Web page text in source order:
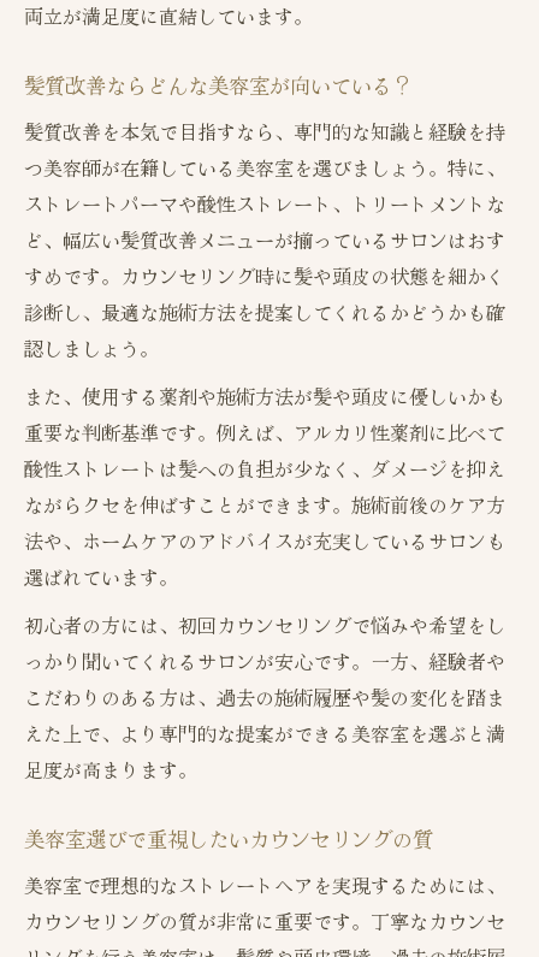
ダメージを最小限に抑えるコツ
自分らしさを引き出す美容室活用法まとめ
美容室で叶える自分らしさの見つけ方まと
め
髪質改善を通じたスタイルの提案術
ストレート施術で変わる毎日のヘアケア
美容室の活用で日常に自信をプラス
自分の魅力を引き出す相談ポイント
両立が満足度に直結しています。
髪質改善ならどんな美容室が向いている？
髪質改善を本気で目指すなら、専門的な知識と経験を持
つ美容師が在籍している美容室を選びましょう。特に、
ストレートパーマや酸性ストレート、トリートメントな
ど、幅広い髪質改善メニューが揃っているサロンはおす
すめです。カウンセリング時に髪や頭皮の状態を細かく
診断し、最適な施術方法を提案してくれるかどうかも確
認しましょう。
また、使用する薬剤や施術方法が髪や頭皮に優しいかも
重要な判断基準です。例えば、アルカリ性薬剤に比べて
酸性ストレートは髪への負担が少なく、ダメージを抑え
ながらクセを伸ばすことができます。施術前後のケア方
法や、ホームケアのアドバイスが充実しているサロンも
選ばれています。
初心者の方には、初回カウンセリングで悩みや希望をし
っかり聞いてくれるサロンが安心です。一方、経験者や
こだわりのある方は、過去の施術履歴や髪の変化を踏ま
えた上で、より専門的な提案ができる美容室を選ぶと満
足度が高まります。
美容室選びで重視したいカウンセリングの質
美容室で理想的なストレートヘアを実現するためには、
カウンセリングの質が非常に重要です。丁寧なカウンセ